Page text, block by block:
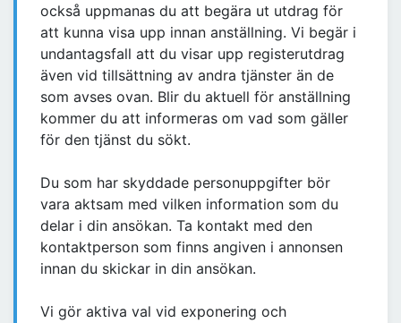
också uppmanas du att begära ut utdrag för
att kunna visa upp innan anställning. Vi begär i
undantagsfall att du visar upp registerutdrag
även vid tillsättning av andra tjänster än de
som avses ovan. Blir du aktuell för anställning
kommer du att informeras om vad som gäller
för den tjänst du sökt.
Du som har skyddade personuppgifter bör
vara aktsam med vilken information som du
delar i din ansökan. Ta kontakt med den
kontaktperson som finns angiven i annonsen
innan du skickar in din ansökan.
Vi gör aktiva val vid exponering och